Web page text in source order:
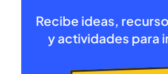
Recibe ideas,
y actividades para